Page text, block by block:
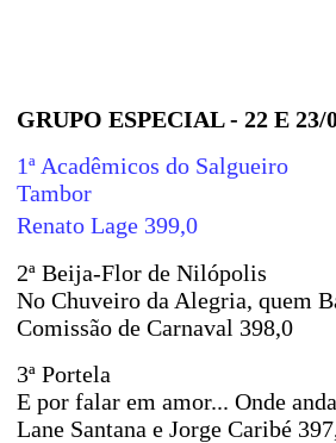
GRUPO ESPECIAL - 22 E
1ª Acadêmicos do Salgueiro
Tambor
Renato Lage 399,0
2ª Beija-Flor de Nilópolis
No Chuveiro da Alegria, quem
Comissão de Carnaval 398,0
3ª Portela
E por falar em amor... Onde
Lane Santana e Jorge Caribé